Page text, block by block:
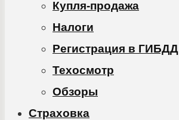
Купля-продажа
Налоги
Регистрация в ГИБДД
Техосмотр
Обзоры
Cтраховка